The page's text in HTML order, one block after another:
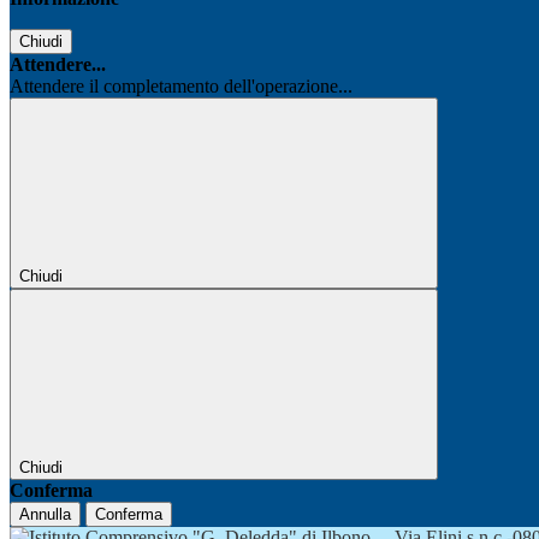
Chiudi
Attendere...
Attendere il completamento dell'operazione...
Chiudi
Chiudi
Conferma
Annulla Conferma